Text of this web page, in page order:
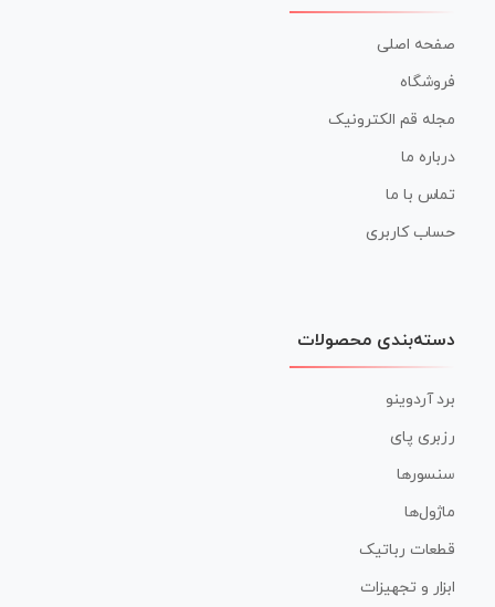
صفحه اصلی
فروشگاه
مجله قم الکترونیک
درباره ما
تماس با ما
حساب کاربری
دسته‌بندی محصولات
برد آردوینو
رزبری پای
سنسورها
ماژول‌ها
قطعات رباتیک
ابزار و تجهیزات